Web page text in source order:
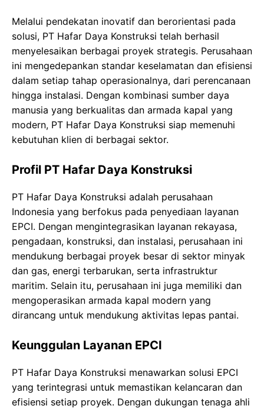
Melalui pendekatan inovatif dan berorientasi pada
solusi, PT Hafar Daya Konstruksi telah berhasil
menyelesaikan berbagai proyek strategis. Perusahaan
ini mengedepankan standar keselamatan dan efisiensi
dalam setiap tahap operasionalnya, dari perencanaan
hingga instalasi. Dengan kombinasi sumber daya
manusia yang berkualitas dan armada kapal yang
modern, PT Hafar Daya Konstruksi siap memenuhi
kebutuhan klien di berbagai sektor.
Profil PT Hafar Daya Konstruksi
PT Hafar Daya Konstruksi adalah perusahaan
Indonesia yang berfokus pada penyediaan layanan
EPCI. Dengan mengintegrasikan layanan rekayasa,
pengadaan, konstruksi, dan instalasi, perusahaan ini
mendukung berbagai proyek besar di sektor minyak
dan gas, energi terbarukan, serta infrastruktur
maritim. Selain itu, perusahaan ini juga memiliki dan
mengoperasikan armada kapal modern yang
dirancang untuk mendukung aktivitas lepas pantai.
Keunggulan Layanan EPCI
PT Hafar Daya Konstruksi menawarkan solusi EPCI
yang terintegrasi untuk memastikan kelancaran dan
efisiensi setiap proyek. Dengan dukungan tenaga ahli